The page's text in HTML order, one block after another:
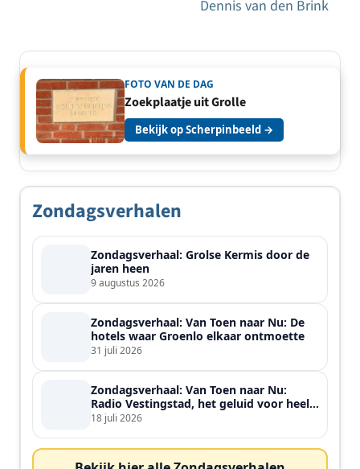
Dennis van den Brink
FOTO VAN DE DAG
Zoekplaatje uit Grolle
Bekijk op Scherpinbeeld →
Zondagsverhalen
Zondagsverhaal: Grolse Kermis door de
jaren heen
9 augustus 2026
Zondagsverhaal: Van Toen naar Nu: De
hotels waar Groenlo elkaar ontmoette
31 juli 2026
Zondagsverhaal: Van Toen naar Nu:
Radio Vestingstad, het geluid voor heel
de streek
18 juli 2026